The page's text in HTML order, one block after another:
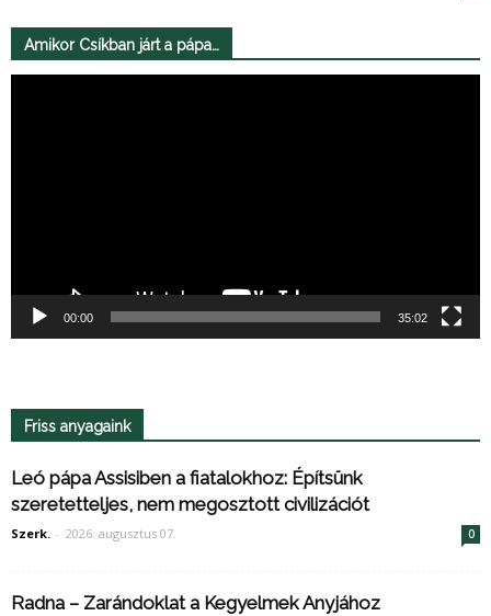
Amikor Csíkban járt a pápa…
00:00 35:02
Friss anyagaink
Leó pápa Assisiben a fiatalokhoz: Építsünk
szeretetteljes, nem megosztott civilizációt
Szerk. - 2026. augusztus 07. 0
Radna – Zarándoklat a Kegyelmek Anyjához